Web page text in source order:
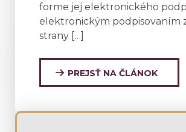
forme jej elektronického
elektronickým podpisovaním
strany […]
PREJSŤ NA ČLÁNOK